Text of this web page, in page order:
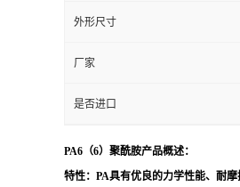
外形尺寸
厂家
是否进口
PA6（6）聚酰胺产品概述：
特性： PA具有优良的力学性能、耐